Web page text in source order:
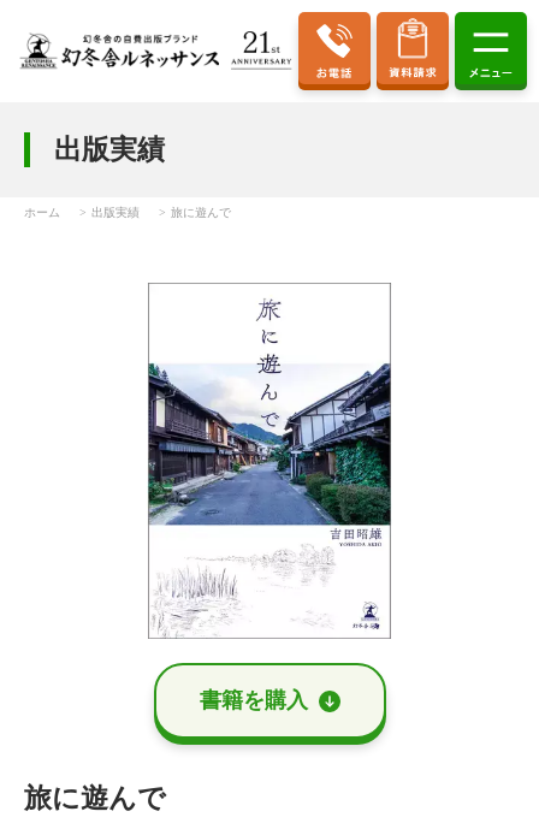
出版実績
ホーム 出版実績 旅に遊んで
書籍を購⼊
旅に遊んで